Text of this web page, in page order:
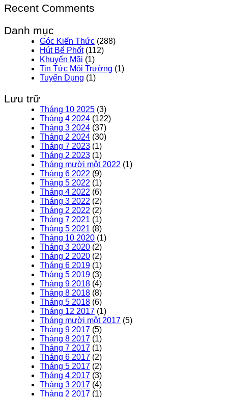
Recent Comments
Danh mục
Góc Kiến Thức (288)
Hút Bể Phốt(112)
Khuyến Mãi (1)
Tin Tức Môi Trường (1)
Tuyển Dụng (1)
Lưu trữ
Tháng 10 2025 (3)
Tháng 4 2024 (122)
Tháng 3 2024 (37)
Tháng 2 2024 (30)
Tháng 7 2023 (1)
Tháng 2 2023 (1)
Tháng mười một 2022 (1)
Tháng 6 2022 (9)
Tháng 5 2022 (1)
Tháng 4 2022 (6)
Tháng 3 2022 (2)
Tháng 2 2022 (2)
Tháng 7 2021 (1)
Tháng 5 2021 (8)
Tháng 10 2020 (1)
Tháng 3 2020 (2)
Tháng 2 2020 (2)
Tháng 6 2019 (1)
Tháng 5 2019 (3)
Tháng 9 2018 (4)
Tháng 8 2018 (8)
Tháng 5 2018 (6)
Tháng 12 2017 (1)
Tháng mười một 2017 (5)
Tháng 9 2017 (5)
Tháng 8 2017 (1)
Tháng 7 2017 (1)
Tháng 6 2017 (2)
Tháng 5 2017 (2)
Tháng 4 2017 (3)
Tháng 3 2017 (4)
Tháng 2 2017 (1)